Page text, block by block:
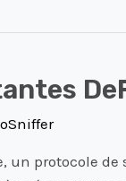
un protocole